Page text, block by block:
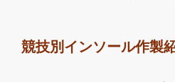
競技別インソール作製